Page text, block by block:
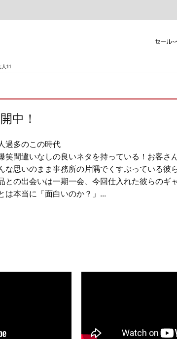
11
中！
過多のこの時代
爆笑間違いなしの良いネタを持っている！お客さ
な思いのまま事務所の片隅でくすぶっている彼
との出会いは一期一会、今回仕入れた彼らのギ
は本当に「面白いのか？」...